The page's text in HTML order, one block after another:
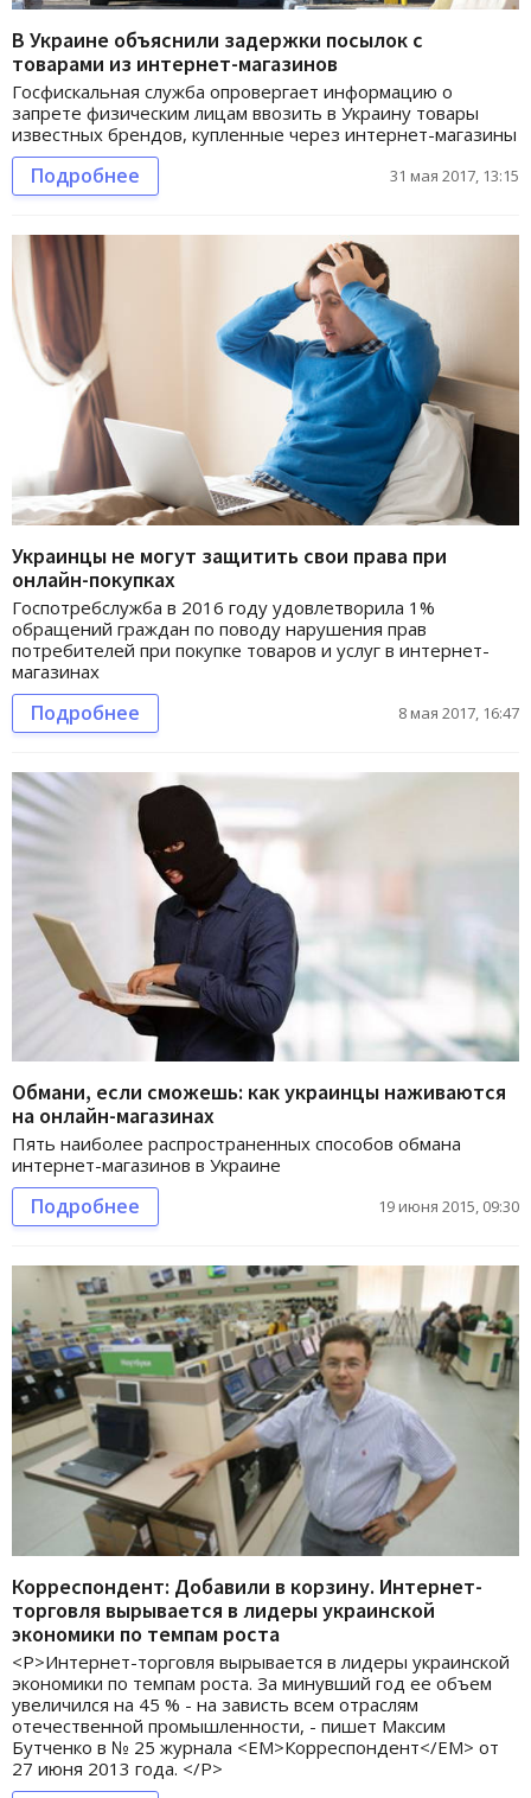
В Украине объяснили задержки посылок с
товарами из интернет-магазинов
Госфискальная служба опровергает информацию о
запрете физическим лицам ввозить в Украину товары
известных брендов, купленные через интернет-магазины
Подробнее 31 мая 2017, 13:15
Украинцы не могут защитить свои права при
онлайн-покупках
Госпотребслужба в 2016 году удовлетворила 1%
обращений граждан по поводу нарушения прав
потребителей при покупке товаров и услуг в интернет-
магазинах
Подробнее 8 мая 2017, 16:47
Обмани, если сможешь: как украинцы наживаются
на онлайн-магазинах
Пять наиболее распространенных способов обмана
интернет-магазинов в Украине
Подробнее 19 июня 2015, 09:30
Корреспондент: Добавили в корзину. Интернет-
торговля вырывается в лидеры украинской
экономики по темпам роста
<P>Интернет-торговля вырывается в лидеры украинской
экономики по темпам роста. За минувший год ее объем
увеличился на 45 % - на зависть всем отраслям
отечественной промышленности, - пишет Максим
Бутченко в № 25 журнала <EM>Корреспондент</EM> от
27 июня 2013 года. </P>